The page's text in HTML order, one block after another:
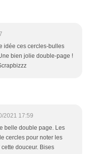
idée ces cercles-bulles
bien jolie double-page !
2021 17:59
belle double page. Les
cercles pour noter les
douceur. Bises